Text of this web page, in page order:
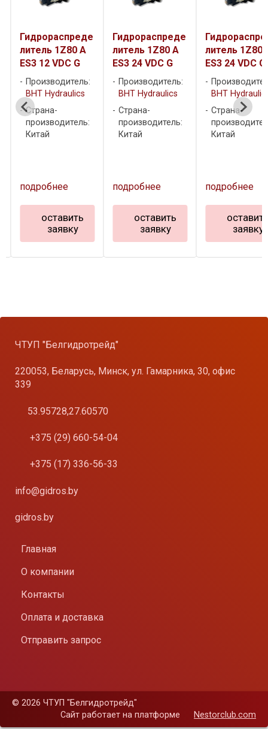
Гидрораспреде
литель 1Z80 A
ES3 12 VDC G
Производитель:
BHT Hydraulics
Страна-
производитель:
Китай
подробнее
оставить
заявку
Гидрораспреде
литель 1Z80 A
ES3 24 VDC G
Производитель:
BHT Hydraulics
Страна-
производитель:
Китай
подробнее
оставить
заявку
литель 1Z80
ES3 24 VDC G
BHT
Страна-
Китай
подробнее
заявку
ЧТУП "Белгидротрейд"
220053, Беларусь, Минск, ул. Гамарника, 30, офис
339
53.95728,27.60570
+375 (29) 660-54-04
+375 (17) 336-56-33
info@gidros.by
gidros.by
Главная
О компании
Контакты
Оплата и доставка
Отправить запрос
© 2026 ЧТУП "Белгидротрейд"
Сайт работает на платформе
Nestorclub.com